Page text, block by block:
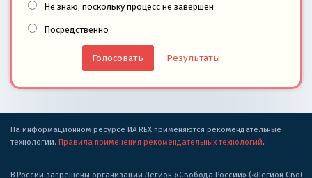
Не знаю, поскольку процесс не завершён
Посредственно
Результаты
На информационном ресурсе ИА REX применяются рекомендательные
технологии. Правила применения рекомендательных технологий.
В России запрещены организации Легион «Свобода России» («Легион